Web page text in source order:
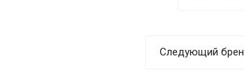
Следующий